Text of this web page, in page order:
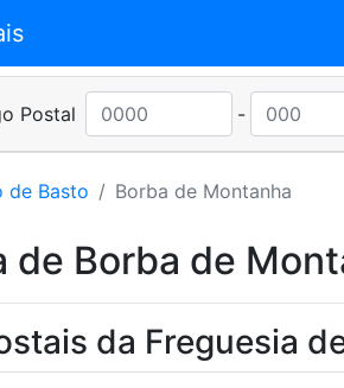
Postal -
de Basto Borba de Montanha
de Borba de
da Freguesia